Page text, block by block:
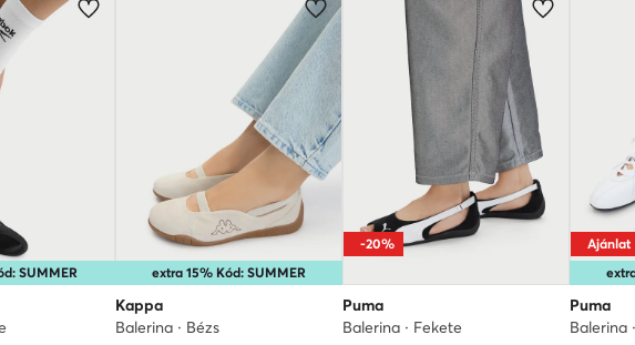
SUMMER extra 15% Kód: SUMMER
Kappa
Balerina · Bézs
-20%
Puma
Balerina · Fekete
Ajánlat
Puma
Balerina